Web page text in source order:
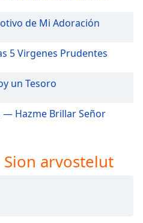
de Mi Adoración
5 Virgenes Prudentes
un Tesoro
— Hazme Brillar Señor
Sion arvostelut